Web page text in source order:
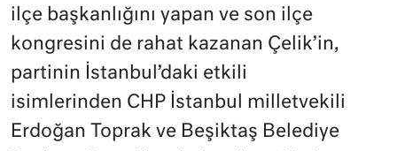
ilçe başkanlığını yapan ve son ilçe
kongresini de rahat kazanan Çelik’in,
partinin İstanbul’daki etkili
isimlerinden CHP İstanbul milletvekili
Erdoğan Toprak ve Beşiktaş Belediye